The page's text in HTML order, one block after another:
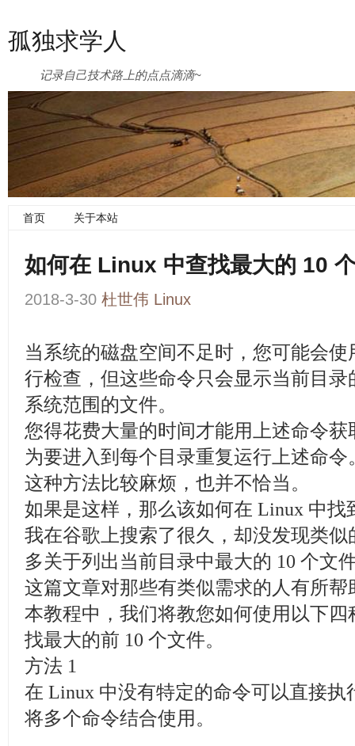
孤独求学人
记录自己技术路上的点点滴滴~
首页 关于本站
如何在 Linux 中查找最大的 10
2018-3-30 杜世伟 Linux
当系统的磁盘空间不足时，您可能会使
行检查，但这些命令只会显示当前目
系统范围的文件。
您得花费大量的时间才能用上述命令
为要进入到每个目录重复运行上述命令
这种方法比较麻烦，也并不恰当。
如果是这样，那么该如何在 Linux 中找
我在谷歌上搜索了很久，却没发现类
多关于列出当前目录中最大的 10 个文
这篇文章对那些有类似需求的人有所帮
本教程中，我们将教您如何使用以下
找最大的前 10 个文件。
方法 1
在 Linux 中没有特定的命令可以直接
将多个命令结合使用。